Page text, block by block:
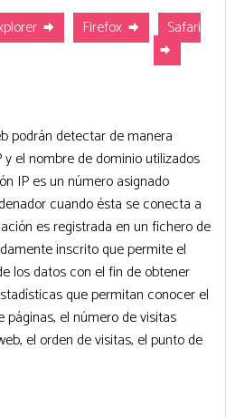
Firefox Safari
podrán detectar de manera
el nombre de dominio utilizados
IP es un número asignado
cuando ésta se conecta a
es registrada en un fichero de
inscrito que permite el
los datos con el fin de obtener
que permitan conocer el
el número de visitas
el orden de visitas, el punto de